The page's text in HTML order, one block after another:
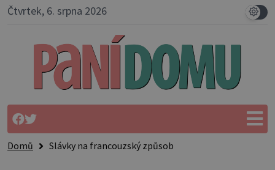
Čtvrtek, 6. srpna 2026
Domů Slávky na francouzský způsob